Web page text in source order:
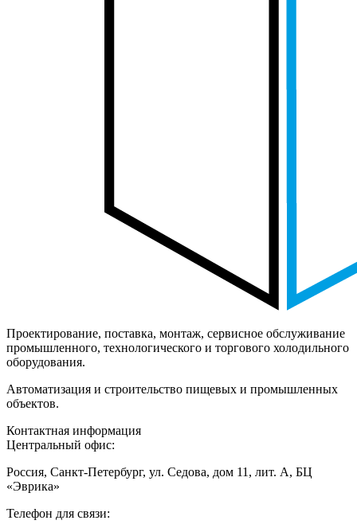
Проектирование, поставка, монтаж, сервисное обслуживание
промышленного, технологического и торгового холодильного
оборудования.
Автоматизация и строительство пищевых и промышленных
объектов.
Контактная информация
Центральный офис:
Россия, Санкт-Петербург, ул. Седова, дом 11, лит. А, БЦ
«Эврика»
Телефон для связи: